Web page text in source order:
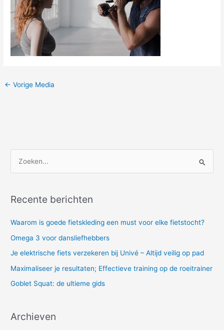
← Vorige Media
k
a
a
r
Recente berichten
Waarom is goede fietskleding een must voor elke fietstocht?
Omega 3 voor dansliefhebbers
Je elektrische fiets verzekeren bij Univé – Altijd veilig op pad
Maximaliseer je resultaten; Effectieve training op de roeitrainer
Goblet Squat: de ultieme gids
Archieven